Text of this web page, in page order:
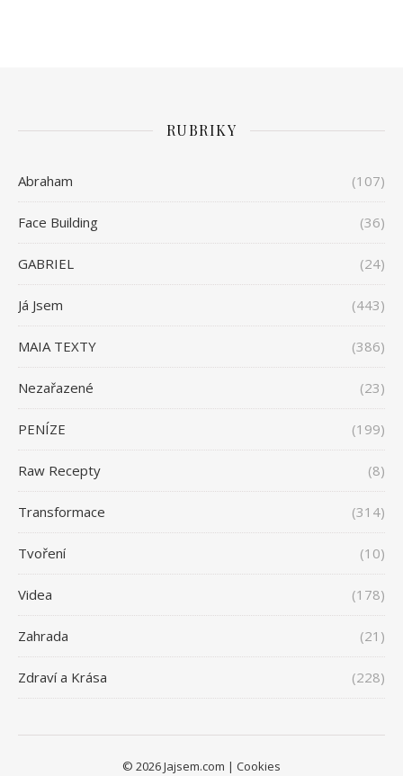
RUBRIKY
Abraham (107)
Face Building (36)
GABRIEL (24)
Já Jsem (443)
MAIA TEXTY (386)
Nezařazené (23)
PENÍZE (199)
Raw Recepty (8)
Transformace (314)
Tvoření (10)
Videa (178)
Zahrada (21)
Zdraví a Krása (228)
© 2026 Jajsem.com | Cookies